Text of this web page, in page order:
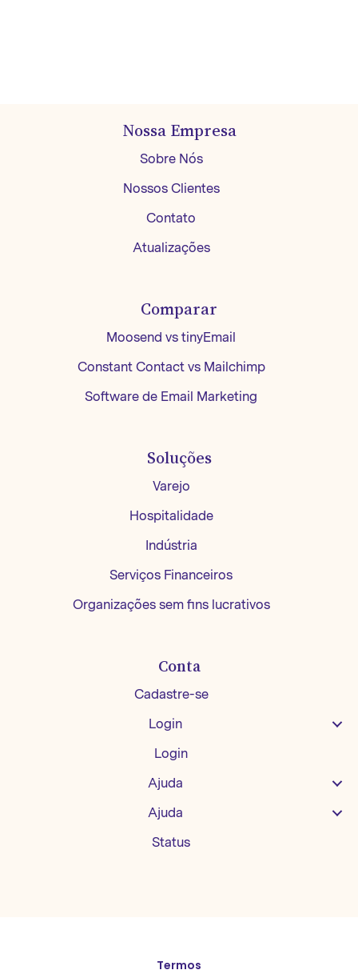
Nossa Empresa
Sobre Nós
Nossos Clientes
Contato
Atualizações
Comparar
Moosend vs tinyEmail
Constant Contact vs Mailchimp
Software de Email Marketing
Soluções
Varejo
Hospitalidade
Indústria
Serviços Financeiros
Organizações sem fins lucrativos
Conta
Cadastre-se
Login
Login
Ajuda
Ajuda
Status
Termos
English